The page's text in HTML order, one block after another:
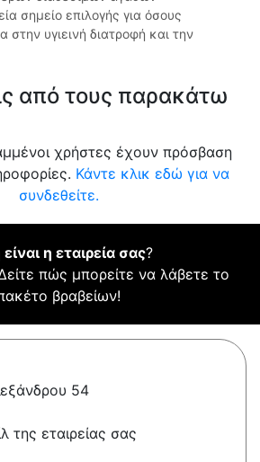
σημείο επιλογής για όσους
στην υγιεινή διατροφή και την
από τους παρακάτω
χρήστες έχουν πρόσβαση
Κάντε κλικ εδώ για να
συνδεθείτε.
η εταιρεία σας?
πώς μπορείτε να λάβετε το
βραβείων!
54
της εταιρείας σας